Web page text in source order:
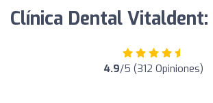
Clínica Dental Vitaldent:
4.9/5 (312 Opiniones)